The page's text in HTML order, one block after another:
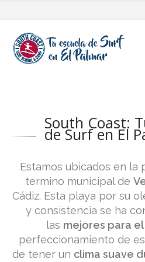
South Coast:
de Surf en El
Estamos ubicados en la
termino municipal de
Cádiz. Esta playa por su
y consistencia se ha
las mejores para
perfeccionamiento de
de tener un clima suave